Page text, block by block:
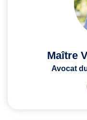
Maître
Avocat